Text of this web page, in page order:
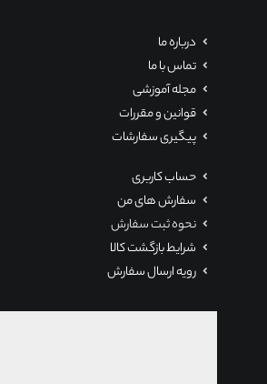
درباره ما
تماس با ما
مجله آموزشی
قوانین و مقررات
پیگیری سفارشات
حساب کاربری
سفارش های من
نحوه ثبت سفارش
شرایط بازگشت کالا
رویه ارسال سفارش